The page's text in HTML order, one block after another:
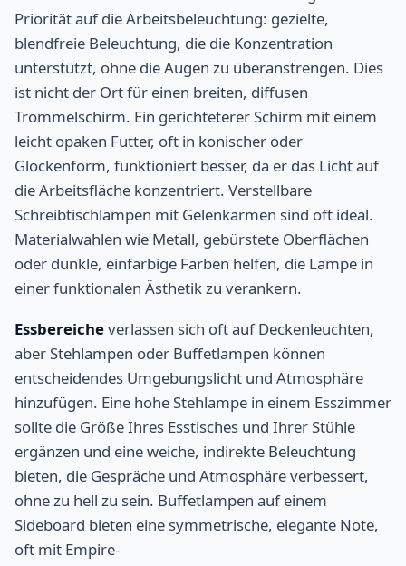
Priorität auf die Arbeitsbeleuchtung: gezielte,
blendfreie Beleuchtung, die die Konzentration
unterstützt, ohne die Augen zu überanstrengen. Dies
ist nicht der Ort für einen breiten, diffusen
Trommelschirm. Ein gerichteterer Schirm mit einem
leicht opaken Futter, oft in konischer oder
Glockenform, funktioniert besser, da er das Licht auf
die Arbeitsfläche konzentriert. Verstellbare
Schreibtischlampen mit Gelenkarmen sind oft ideal.
Materialwahlen wie Metall, gebürstete Oberflächen
oder dunkle, einfarbige Farben helfen, die Lampe in
einer funktionalen Ästhetik zu verankern.
Essbereicheverlassen sich oft auf Deckenleuchten,
aber Stehlampen oder Buffetlampen können
entscheidendes Umgebungslicht und Atmosphäre
hinzufügen. Eine hohe Stehlampe in einem Esszimmer
sollte die Größe Ihres Esstisches und Ihrer Stühle
ergänzen und eine weiche, indirekte Beleuchtung
bieten, die Gespräche und Atmosphäre verbessert,
ohne zu hell zu sein. Buffetlampen auf einem
Sideboard bieten eine symmetrische, elegante Note,
oft mit Empire-